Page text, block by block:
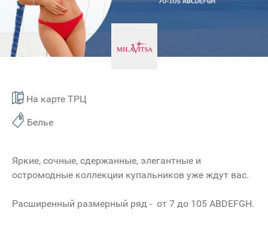
На карте ТРЦ
Белье
Яркие, сочные, сдержанные, элегантные и
остромодные коллекции купальников уже ждут вас.
Расширенный размерный ряд - от 7 до 105 ABDEFGH.